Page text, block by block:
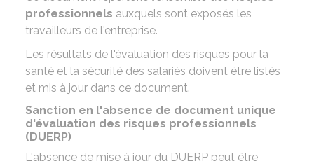
professionnels auxquels sont exposés les
travailleurs de l'entreprise.
Les résultats de l'évaluation des risques pour la
santé et la sécurité des salariés doivent être listés
et mis à jour dans ce document.
Sanction en l'absence de document unique
d'évaluation des risques professionnels
(DUERP)
L'absence de mise à jour du DUERP peut être